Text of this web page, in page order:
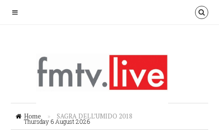
Thursday 6 August 2026
Home » SAGRA DELL’UMIDO 2018